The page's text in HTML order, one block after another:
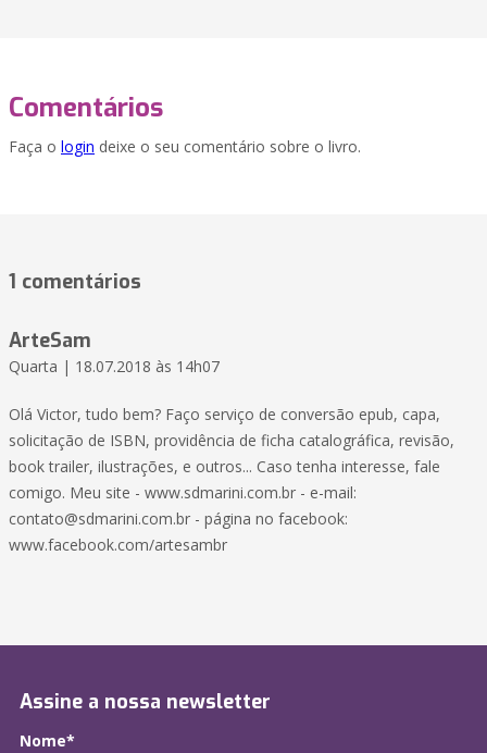
Comentários
Faça o login deixe o seu comentário sobre o livro.
1 comentários
ArteSam
Quarta | 18.07.2018 às 14h07
Olá Victor, tudo bem? Faço serviço de conversão epub, capa,
solicitação de ISBN, providência de ficha catalográfica, revisão,
book trailer, ilustrações, e outros... Caso tenha interesse, fale
comigo. Meu site - www.sdmarini.com.br - e-mail:
contato@sdmarini.com.br - página no facebook:
www.facebook.com/artesambr
Assine a nossa newsletter
Nome*